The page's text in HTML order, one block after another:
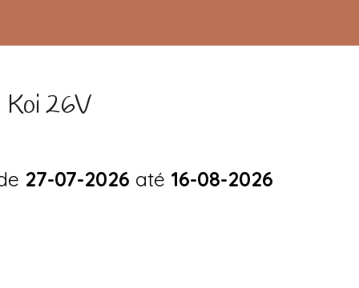
26V
27-07-2026 até 16-08-2026